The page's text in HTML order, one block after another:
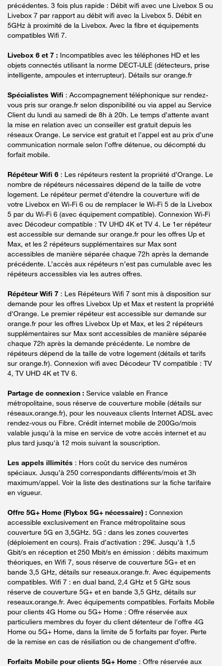
précédentes. 3 fois plus rapide : Débit wifi avec une Livebox S ou
Livebox 7 par rapport au débit wifi avec la Livebox 5. Débit en
5GHz à proximité de la Livebox. Avec la fibre et équipements
compatibles Wifi 7.
Livebox 6 et 7 : Incompatibles avec les téléphones HD et les
objets connectés utilisant la norme DECT-ULE (détecteurs, prise
intelligente, ampoules et interrupteur). Détails sur orange.fr
Spécialistes Wifi : Accompagnement téléphonique sur rendez-
vous pris sur orange.fr selon disponibilité ou via appel au Service
Client du lundi au samedi de 8h à 20h. Le temps d’attente avant
la mise en relation avec un conseiller est gratuit depuis les
réseaux Orange. Le service est gratuit et l’appel est au prix d’une
communication normale selon l’offre détenue, ou décompté du
forfait mobile.
Répéteur Wifi 6 : Les répéteurs restent la propriété d’Orange. Le
nombre de répéteurs nécessaires dépend de la taille de votre
logement. Le répéteur permet d’étendre la couverture wifi de
votre Livebox en Wi-Fi 6 ou de remplacer le Wi-Fi 5 de la Livebox
5 par du Wi-Fi 6 (avec équipement compatible). Connexion Wi-Fi
avec Décodeur compatible : TV UHD 4K et TV 4. Le 1er répéteur
est accessible sur demande sur orange.fr pour les offres Up et
Max, et les 2 répéteurs supplémentaires sur Max sont
accessibles de manière séparée chaque 72h après la demande
précédente. L’accès aux répéteurs n’est pas cumulable avec les
répéteurs accessibles via les autres offres.
Répéteur Wifi 7 : Les Répéteurs Wifi 7 sont mis à disposition sur
demande pour les offres Livebox Up et Max et restent la propriété
d'Orange. Le premier répéteur est accessible sur demande sur
orange.fr pour les offres Livebox Up et Max, et les 2 répéteurs
supplémentaires sur Max sont accessibles de manière séparée
chaque 72h après la demande précédente. Le nombre de
répéteurs dépend de la taille de votre logement (détails et tarifs
sur orange.fr). Connexion wifi avec Décodeur TV compatible : TV
4, TV UHD 4K et TV 6.
Partage de connexion : Service valable en France
métropolitaine, sous réserve de couverture mobile (détails sur
réseaux.orange.fr), pour les nouveaux clients Internet ADSL avec
rendez-vous ou Fibre. Crédit internet mobile de 200Go/mois
valable jusqu'à la mise en service de votre accès internet et au
plus tard jusqu'à 12 mois suivant la souscription.
Les appels illimités : Hors coût du service des numéros
spéciaux. Jusqu’à 250 correspondants différents/mois et 3h
maximum/appel. Voir la liste des destinations sur la fiche tarifaire
en vigueur.
Offre 5G+ Home (Flybox 5G+ nécessaire) : Connexion
accessible exclusivement en France métropolitaine sous
couverture 5G en 3,5GHz. 5G : dans les zones couvertes
(déploiement en cours). Frais d’activation : 29€. Jusqu’à 1,5
Gbit/s en réception et 250 Mbit/s en émission : débits maximum
théoriques, en Wifi 7, sous réserve de couverture 5G+ et en
bande 3,5 GHz, détails sur reseaux.orange.fr. Avec équipements
compatibles. Wifi 7 : en dual band, 2,4 GHz et 5 GHz sous
réserve de couverture 5G+ et en bande 3,5 GHz, détails sur
reseaux.orange.fr. Avec équipements compatibles. Forfaits Mobile
pour clients 4G Home ou 5G+ Home : Offre réservée aux
particuliers membres du foyer du client détenteur de l'offre 4G
Home ou 5G+ Home, dans la limite de 5 forfaits par foyer. Perte
de la remise en cas de résiliation ou de changement d’offre.
Forfaits Mobile pour clients 5G+ Home : Offre réservée aux